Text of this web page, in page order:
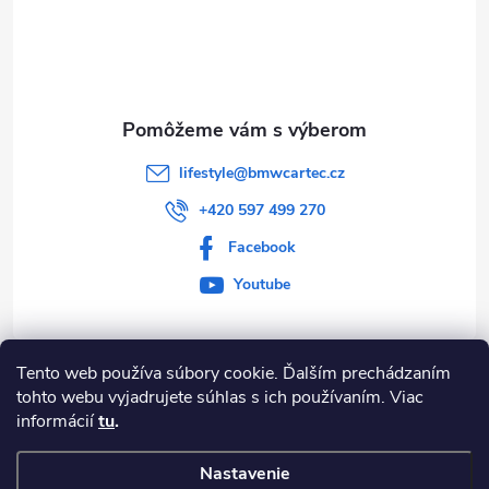
Tento web používa súbory cookie. Ďalším prechádzaním
tohto webu vyjadrujete súhlas s ich používaním. Viac
informáciítu.
Nastavenie
u
Informace pro vás
lifestyle@bmwcartec.cz
+420 597 499 270
Facebook
Youtube